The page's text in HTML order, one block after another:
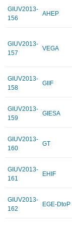
GIUV2013-
156
AHEP
GIUV2013-
157
VEGA
GIUV2013-
158
GIIF
GIUV2013-
159
GIESA
GIUV2013-
160
GT
GIUV2013-
161
EHIF
GIUV2013-
162
EGE-DtoP